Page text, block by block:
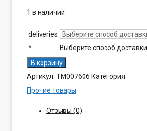
1 в наличии
deliveries
*
Выберите способ доставки
Количество
товара
Беспроводная
В корзину
Артикул: ТМ007606 Категория:
Прочие товары
Отзывы (0)